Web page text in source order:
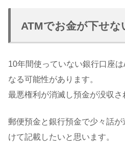
ATMでお金が下せな
10年間使っていない銀行口座
なる可能性があります。
最悪権利が消滅し預金が没収さ
郵便預金と銀行預金で少々話
けて記載したいと思います。